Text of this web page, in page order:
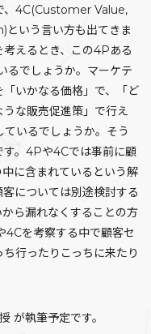
、4C(Customer Value,
いう言い方も出てきま
えるとき、この4Pある
るでしょうか。マーケテ
いかなる価格」で、「ど
な販売促進策」で行え
いるでしょうか。そう
す。4Pや4Cでは事前に顧
に含まれているという解
については別途検討する
ら漏れなくすることの方
4Cを考察する中で顧客セ
行ったりこっちに来たり
執筆予定です。